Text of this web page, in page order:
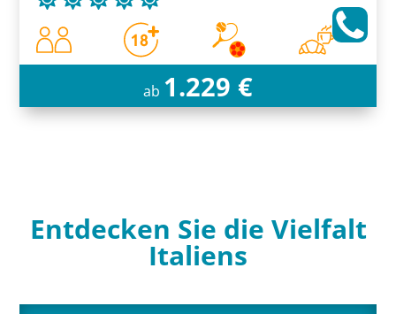
ab 1.229 €
Entdecken Sie die Vielfalt
Italiens